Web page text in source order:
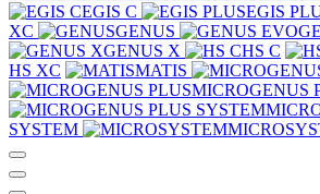
EGIS C
EGIS
XC
GENUS
GENUS X
HS C
HS XC
MATIS
MICROGENUS
SYSTEM